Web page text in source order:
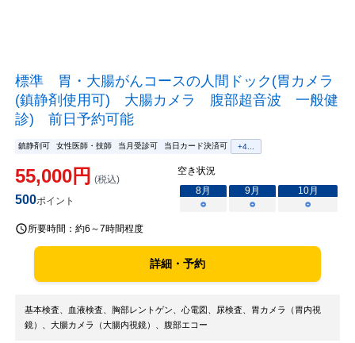
標準 胃・大腸がんコースの人間ドック(胃カメラ
(鎮静剤使用可) 大腸カメラ 腹部超音波 一般健
診) 前日予約可能
鎮静剤可 女性医師・技師 当月受診可 当日カード決済可 +4...
55,000円 (税込)
500ポイント
空き状況
8月 9月 10月
○
○ ○
所要時間： 約6～7時間程度
詳細・予約
基本検査、血液検査、胸部レントゲン、心電図、尿検査、胃カメラ（胃内視
鏡）、大腸カメラ（大腸内視鏡）、腹部エコー